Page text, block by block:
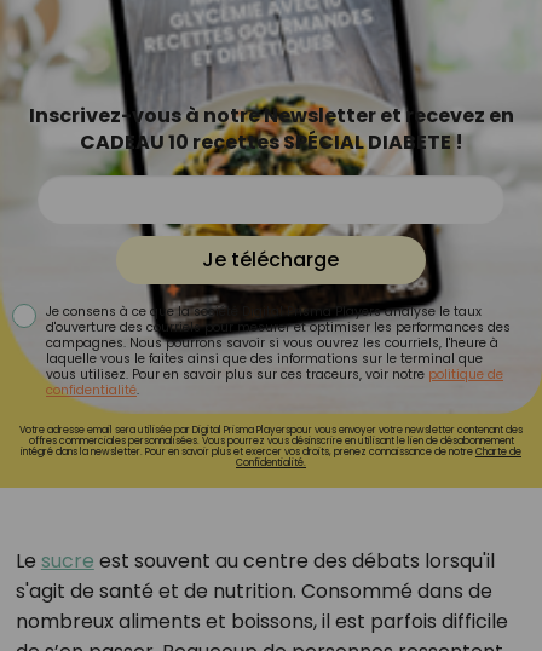
Inscrivez-vous à notre Newsletter et recevez en
CADEAU 10 recettes SPÉCIAL DIABETE !
Je télécharge
Je consens à ce que la société Digital Prisma Players analyse le taux
d'ouverture des courriels pour mesurer et optimiser les performances des
campagnes. Nous pourrons savoir si vous ouvrez les courriels, l'heure à
laquelle vous le faites ainsi que des informations sur le terminal que
vous utilisez. Pour en savoir plus sur ces traceurs, voir notre politique de
confidentialité.
Votre adresse email sera utilisée par Digital Prisma Playerspour vous envoyer votre newsletter contenant des
offres commerciales personnalisées. Vous pourrez vous désinscrire en utilisant le lien de désabonnement
intégré dans la newsletter. Pour en savoir plus et exercer vos droits, prenez connaissance de notreCharte de
Confidentialité.
Le sucre est souvent au centre des débats lorsqu'il
s'agit de santé et de nutrition. Consommé dans de
nombreux aliments et boissons, il est parfois difficile